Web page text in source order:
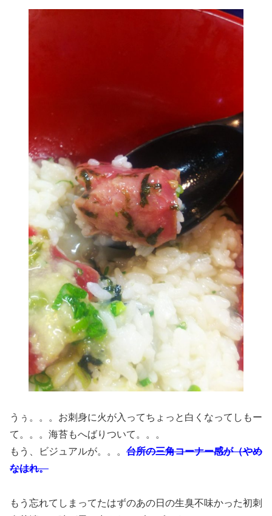
うぅ。。。お刺身に火が入ってちょっと白くなってしもー
て。。。海苔もへばりついて。。。
もう、ビジュアルが。。。 台所の三角コーナー感が（やめ
なはれ。
もう忘れてしまってたはずのあの日の生臭不味かった初刺